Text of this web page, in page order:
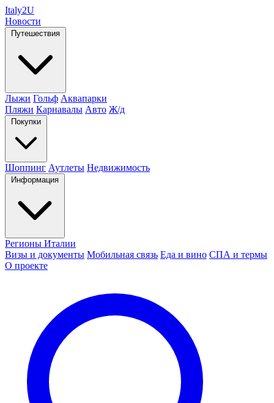
Italy2U
Новости
Путешествия
Лыжи Гольф Аквапарки
Пляжи Карнавалы Авто Ж/д
Покупки
Шоппинг Аутлеты Недвижимость
Информация
Регионы Италии
Визы и документы Мобильная связь Еда и вино СПА и термы
О проекте